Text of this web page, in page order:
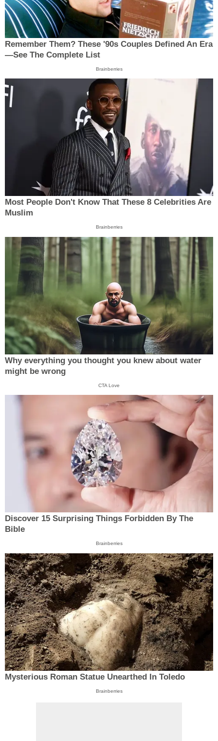
Remember Them? These '90s Couples Defined An Era
—See The Complete List
Brainberries
Most People Don't Know That These 8 Celebrities Are
Muslim
Brainberries
Why everything you thought you knew about water
might be wrong
CTA Love
Discover 15 Surprising Things Forbidden By The
Bible
Brainberries
Mysterious Roman Statue Unearthed In Toledo
Brainberries